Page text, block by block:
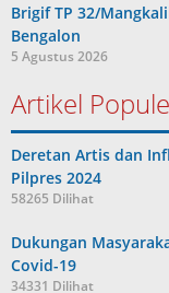
Brigif TP 32/
Bengalon
5 Agustus 2026
Artikel
Deretan Artis dan
Pilpres 2024
58265 Dilihat
Dukungan
Covid-19
34331 Dilihat